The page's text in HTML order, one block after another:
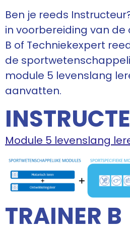
Ben je reeds
in voorbereiding van de
B of Techniekexpert
de
module 5 levenslang
aanvatten.
Module 5 levenslang
TRAINER B